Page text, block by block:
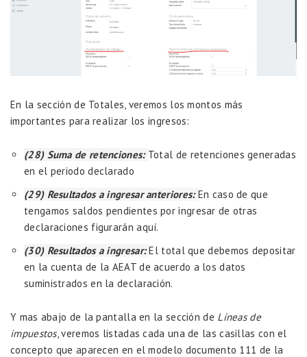
En la sección de Totales, veremos los montos más
importantes para realizar los ingresos:
(28) Suma de retenciones: Total de retenciones generadas
en el periodo declarado
(29) Resultados a ingresar anteriores:En caso de que
tengamos saldos pendientes por ingresar de otras
declaraciones figurarán aquí.
(30) Resultados a ingresar:El total que debemos depositar
en la cuenta de la AEAT de acuerdo a los datos
suministrados en la declaración.
Y mas abajo de la pantalla en la sección de Líneas de
impuestos, veremos listadas cada una de las casillas con el
concepto que aparecen en el modelo documento 111 de la